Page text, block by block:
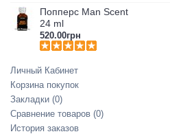
Попперс Man Scent
24 ml
520.00грн
Личный Кабинет
Корзина покупок
Закладки (0)
Сравнение товаров (0)
История заказов